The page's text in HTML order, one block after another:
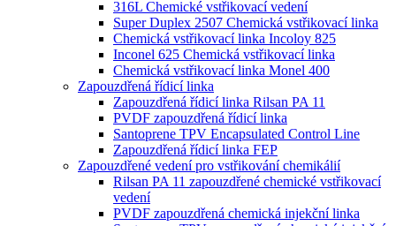
316L Chemické vstřikovací vedení
Super Duplex 2507 Chemická vstřikovací linka
Chemická vstřikovací linka Incoloy 825
Inconel 625 Chemická vstřikovací linka
Chemická vstřikovací linka Monel 400
Zapouzdřená řídicí linka
Zapouzdřená řídicí linka Rilsan PA 11
PVDF zapouzdřená řídicí linka
Santoprene TPV Encapsulated Control Line
Zapouzdřená řídicí linka FEP
Zapouzdřené vedení pro vstřikování chemikálií
Rilsan PA 11 zapouzdřené chemické vstřikovací
vedení
PVDF zapouzdřená chemická injekční linka